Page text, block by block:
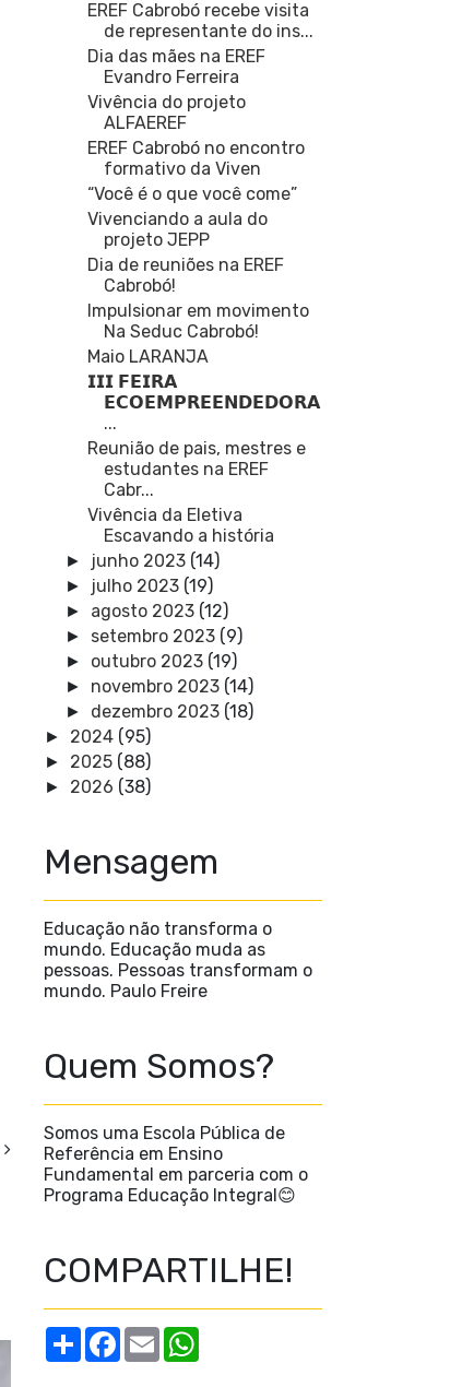
EREF Cabrobó recebe visita
de representante do ins...
Dia das mães na EREF
Evandro Ferreira
Vivência do projeto
ALFAEREF
EREF Cabrobó no encontro
formativo da Viven
“Você é o que você come”
Vivenciando a aula do
projeto JEPP
Dia de reuniões na EREF
Cabrobó!
Impulsionar em movimento
Na Seduc Cabrobó!
Maio LARANJA
𝗜𝗜𝗜 𝗙𝗘𝗜𝗥𝗔
𝗘𝗖𝗢𝗘𝗠𝗣𝗥𝗘𝗘𝗡𝗗𝗘𝗗𝗢𝗥𝗔
...
Reunião de pais, mestres e
estudantes na EREF
Cabr...
Vivência da Eletiva
Escavando a história
► junho 2023 (14)
► julho 2023 (19)
► agosto 2023 (12)
► setembro 2023 (9)
► outubro 2023 (19)
► novembro 2023 (14)
► dezembro 2023 (18)
► 2024 (95)
► 2025 (88)
► 2026 (38)
Mensagem
Educação não transforma o
mundo. Educação muda as
pessoas. Pessoas transformam o
mundo. Paulo Freire
Quem Somos?
Somos uma Escola Pública de
Referência em Ensino
Fundamental em parceria com o
Programa Educação Integral😊
COMPARTILHE!
S
h
F
E
m